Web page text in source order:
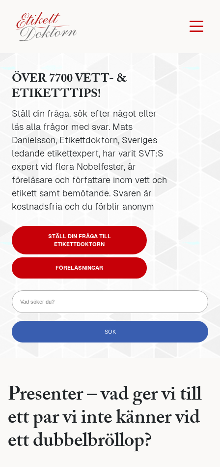
ÖVER 7700 VETT- &
ETIKETTTIPS!
Ställ din fråga, sök efter något eller
läs alla frågor med svar. Mats
Danielsson, Etikettdoktorn, Sveriges
ledande etikettexpert, har varit SVT:S
expert vid flera Nobelfester, är
föreläsare och författare inom vett och
etikett samt bemötande. Svaren är
kostnadsfria och du förblir anonym
STÄLL DIN FRÅGA TILL
ETIKETTDOKTORN
FÖRELÄSNINGAR
Presenter – vad ger vi till
ett par vi inte känner vid
ett dubbelbröllop?